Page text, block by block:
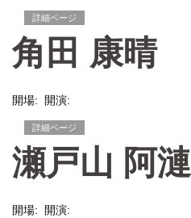
詳細ページ
角田 康晴
開場: 開演:
詳細ページ
瀬戸山 阿漣
開場: 開演: